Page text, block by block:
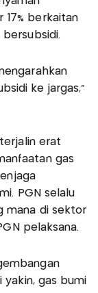
17% berkaitan
bersubsidi.
ke jargas,”
erat
gas
PGN selalu
mana di sektor
pelaksana.
yakin, gas bumi